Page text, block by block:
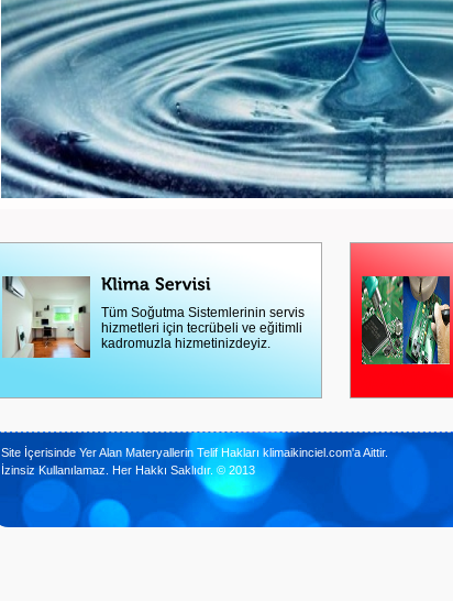
Tüm Soğutma Sistemlerinin servis
hizmetleri için tecrübeli ve eğitimli
kadromuzla hizmetinizdeyiz.
Site İçerisinde Yer Alan Materyallerin Telif Hakları klimaikinciel.com'a Aittir.
İzinsiz Kullanılamaz. Her Hakkı Saklıdır. © 2013